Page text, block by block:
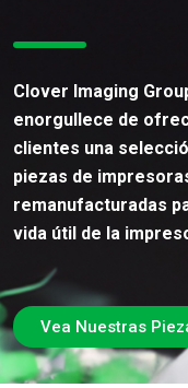
Clover Imaging
enorgullece de
clientes una
piezas de
remanufacturadas
vida útil de la
Vea Nuestras